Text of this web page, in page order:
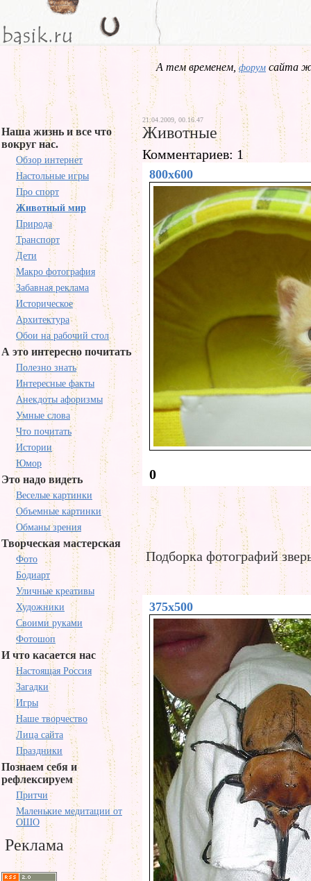
А тем временем,форум сайта
Наша жизнь и все что
вокруг нас.
Обзор интернет
Настольные игры
Про спорт
Животный мир
Природа
Транспорт
Дети
Макро фотография
Забавная реклама
Историческое
Архитектура
Обои на рабочий стол
А это интересно почитать
Полезно знать
Интересные факты
Анекдоты афоризмы
Умные слова
Что почитать
Истории
Юмор
Это надо видеть
Веселые картинки
Объемные картинки
Обманы зрения
Творческая мастерская
Фото
Бодиарт
Уличные креативы
Художники
Своими руками
Фотошоп
И что касается нас
Настоящая Россия
Загадки
Игры
Наше творчество
Лица сайта
Праздники
Познаем себя и
рефлексируем
Притчи
Маленькие медитации от
ОШО
Реклама
21.04.2009, 00.16.47
Животные
Комментариев: 1
800x600
0
Подборка фотографий
375x500